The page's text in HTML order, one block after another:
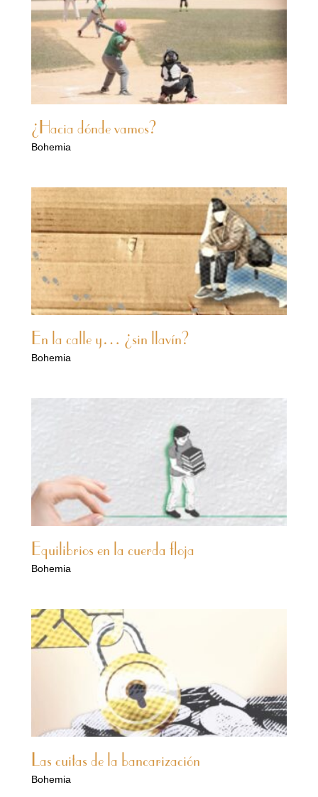
¿Hacia dónde vamos?
Bohemia
En la calle y… ¿sin llavín?
Bohemia
Equilibrios en la cuerda floja
Bohemia
Las cuitas de la bancarización
Bohemia